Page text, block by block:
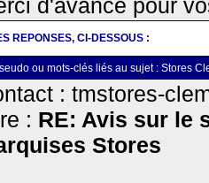
d'avance pour
REPONSES, CI-DESSOUS :
ou mots-clés liés au sujet : Stores
: tmstores-
: RE: Avis sur le
Stores